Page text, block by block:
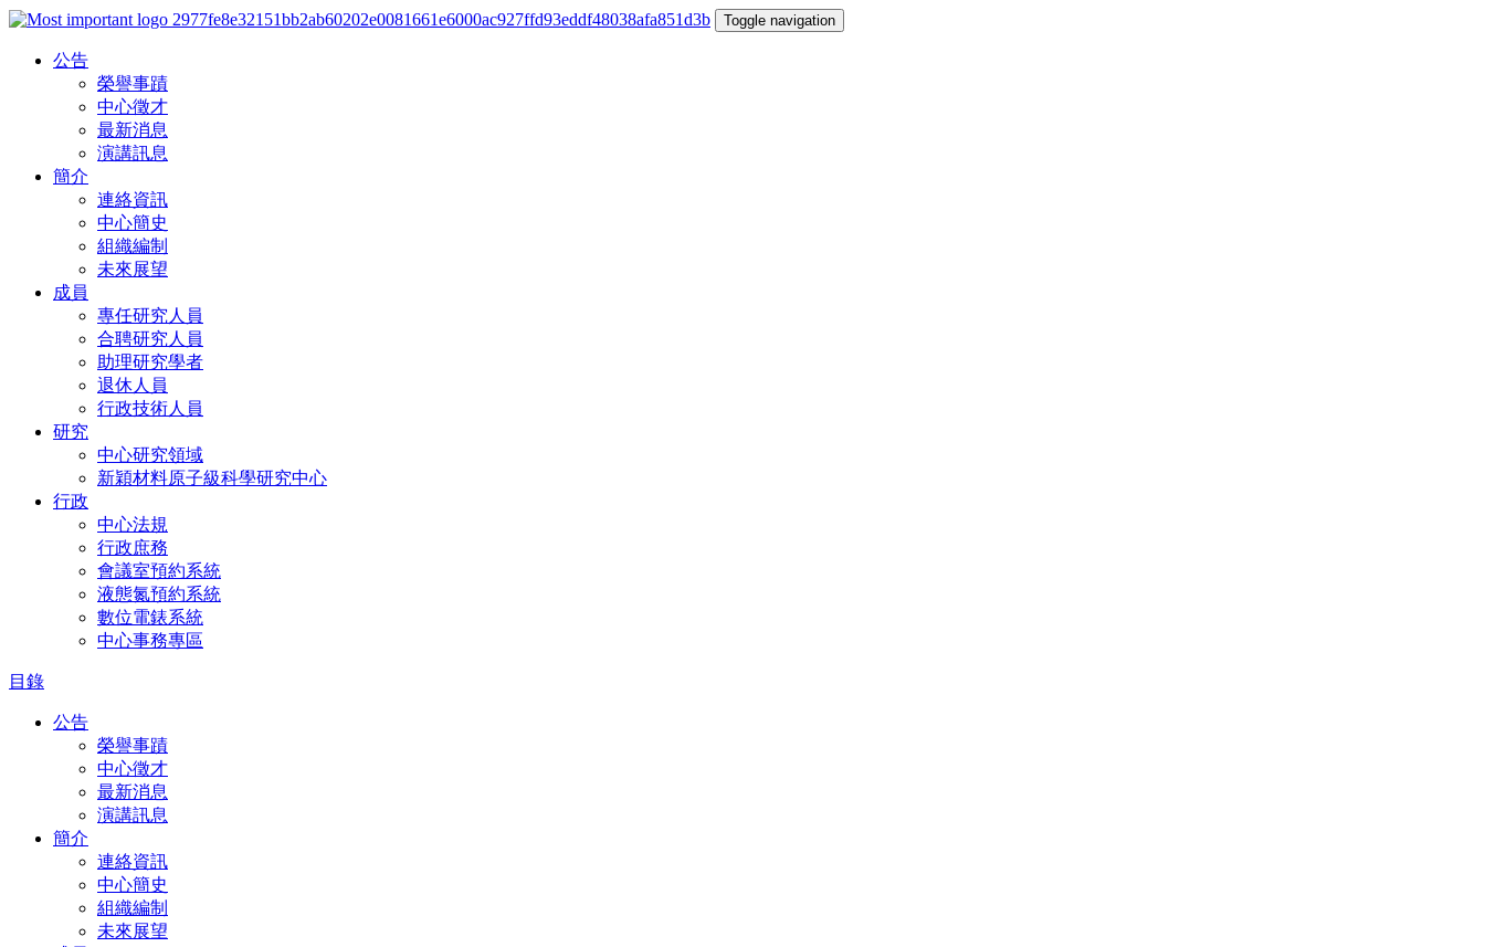
Toggle navigation
公告
榮譽事蹟
中心徵才
最新消息
演講訊息
簡介
連絡資訊
中心簡史
組織編制
未來展望
成員
專任研究人員
合聘研究人員
助理研究學者
退休人員
行政技術人員
研究
中心研究領域
新穎材料原子級科學研究中心
行政
中心法規
行政庶務
會議室預約系統
液態氮預約系統
數位電錶系統
中心事務專區
目錄
公告
榮譽事蹟
中心徵才
最新消息
演講訊息
簡介
連絡資訊
中心簡史
組織編制
未來展望